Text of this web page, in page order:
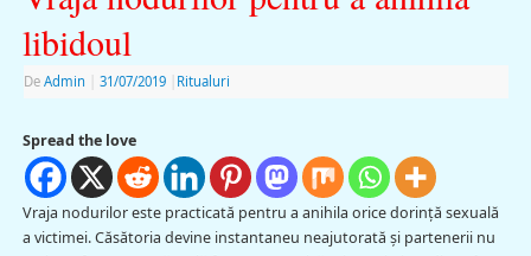
libidoul
De Admin 31/07/2019 Ritualuri
Spread the love
Vraja nodurilor este practicată pentru a anihila orice dorință sexuală
a victimei. Căsătoria devine instantaneu neajutorată și partenerii nu